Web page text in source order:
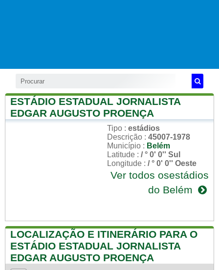
ESTÁDIO ESTADUAL JORNALISTA
EDGAR AUGUSTO PROENÇA
Tipo : estádios
Descrição : 45007-1978
Município : Belém
Latitude : / ° 0' 0'' Sul
Longitude : / ° 0' 0'' Oeste
Ver todos osestádios
do Belém
LOCALIZAÇÃO E ITINERÁRIO PARA O
ESTÁDIO ESTADUAL JORNALISTA
EDGAR AUGUSTO PROENÇA